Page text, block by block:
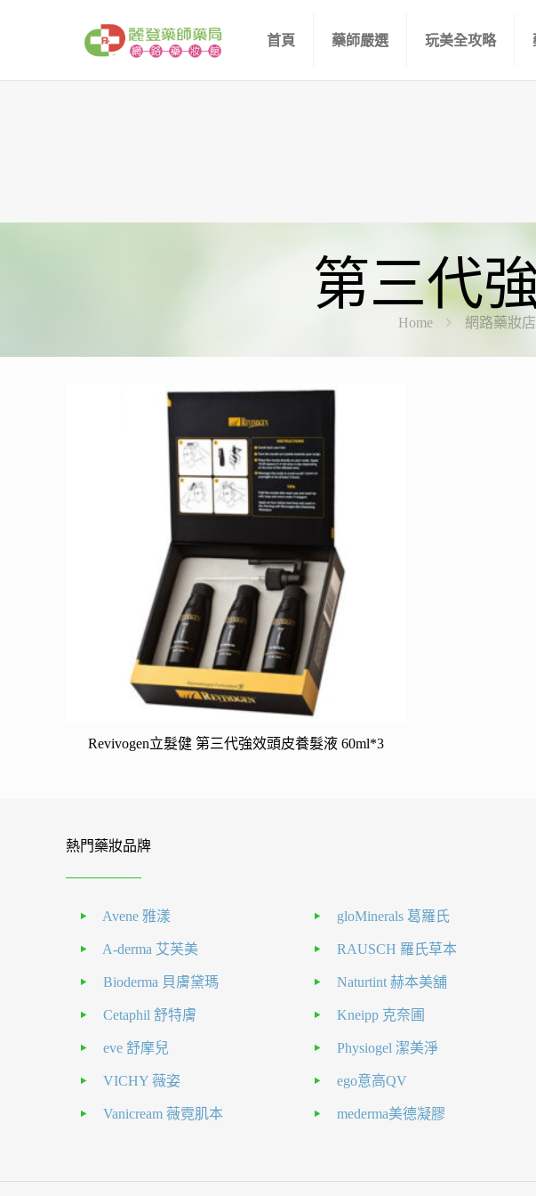
首頁 藥師嚴選 玩美全攻略
第三代
Home 網路藥妝店
Revivogen立髮健 第三代強效頭皮養髮液 60ml*3
熱門藥妝品牌
Avene 雅漾
A-derma 艾芙美
Bioderma 貝膚黛瑪
Cetaphil 舒特膚
eve 舒摩兒
VICHY 薇姿
Vanicream 薇霓肌本
gloMinerals 葛羅氏
RAUSCH 羅氏草本
Naturtint 赫本美舖
Kneipp 克奈圃
Physiogel 潔美淨
ego意高QV
mederma美德凝膠